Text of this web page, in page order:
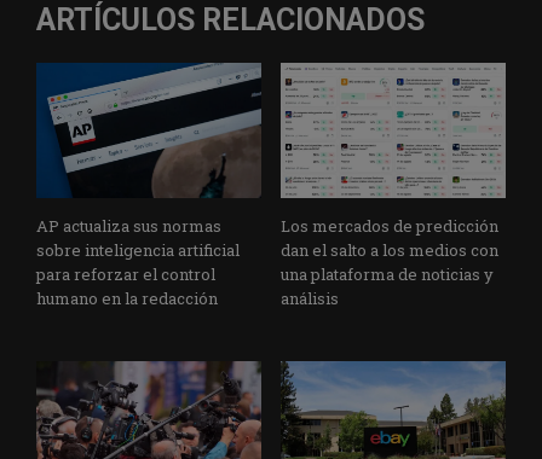
ARTÍCULOS RELACIONADOS
AP actualiza sus normas
sobre inteligencia artificial
para reforzar el control
humano en la redacción
Los mercados de predicción
dan el salto a los medios con
una plataforma de noticias y
análisis